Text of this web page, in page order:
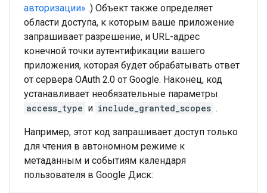
авторизации» .) Объект также определяет
области доступа, к которым ваше приложение
запрашивает разрешение, и URL-адрес
конечной точки аутентификации вашего
приложения, которая будет обрабатывать ответ
от сервера OAuth 2.0 от Google. Наконец, код
устанавливает необязательные параметры
access_type и include_granted_scopes .
Например, этот код запрашивает доступ только
для чтения в автономном режиме к
метаданным и событиям календаря
пользователя в Google Диск: